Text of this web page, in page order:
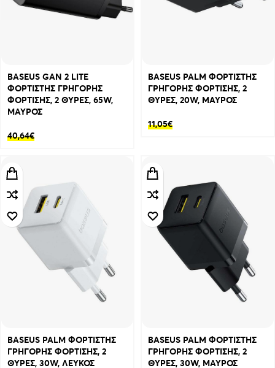
BASEUS GAN 2 LITE
ΦΟΡΤΙΣΤΗΣ ΓΡΗΓΟΡΗΣ
ΦΟΡΤΙΣΗΣ, 2 ΘΥΡΕΣ, 65W,
ΜΑΥΡΟΣ
40,64€
BASEUS PALM ΦΟΡΤΙΣΤΗΣ
ΓΡΗΓΟΡΗΣ ΦΟΡΤΙΣΗΣ, 2
ΘΥΡΕΣ, 20W, ΜΑΥΡΟΣ
11,05€
BASEUS PALM ΦΟΡΤΙΣΤΗΣ
ΓΡΗΓΟΡΗΣ ΦΟΡΤΙΣΗΣ, 2
ΘΥΡΕΣ, 30W, ΛΕΥΚΟΣ
BASEUS PALM ΦΟΡΤΙΣΤΗΣ
ΓΡΗΓΟΡΗΣ ΦΟΡΤΙΣΗΣ, 2
ΘΥΡΕΣ, 30W, ΜΑΥΡΟΣ